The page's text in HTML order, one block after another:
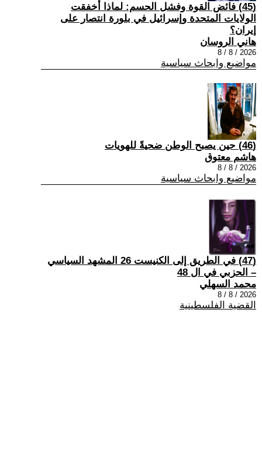
(45) فائض القوة وفشل الحسم: لماذا أخفقت
الولايات المتحدة وإسرائيل في بلورة انتصار على
إيران؟
هاني الروسان
2026 / 8 / 8
مواضيع وابحاث سياسية
(46) حين يصبح الوطن ضحيةً للهويات
هاشم معتوق
2026 / 8 / 8
مواضيع وابحاث سياسية
(47) في الطريق إلى الكنيست 26 المشهد السياسي
– الحزبي في ال 48
محمد السهلي
2026 / 8 / 8
القضية الفلسطينية